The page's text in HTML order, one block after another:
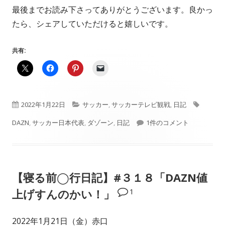
最後までお読み下さってありがとうございます。良かっ
たら、シェアしていただけると嬉しいです。
共有:
公
開
2022年1月22日
カ
テ
ー
サッカー,サッカーテレビ観戦, 日記
DAZN,サッカー日本代表, ダゾーン, 日記 【寝る前◯行日記】#３１
1件のコメント
【寝る前◯行日記】#３１８「DAZN値
上げすんのかい！」
1
2022年1月21日（金）赤口